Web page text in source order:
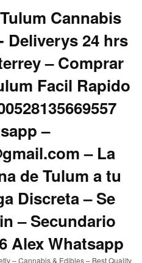
Cannabis
Deliverys 24 hrs
– Comprar
Facil Rapido
–
– La
de Tulum a tu
Discreta – Se
– Secundario
Alex Whatsapp
– Cannabis & Edibles – Best Quality